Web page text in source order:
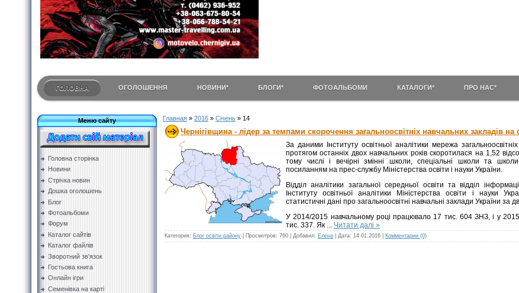
ГОЛОВНА ОГОЛОШЕННЯ НОВИНИ* БЛОГИ* ФОТОАЛЬБОМИ КАТАЛОГИ* ПРО НАС*
Меню сайту
Головна сторінка
Новини
Стрічка новин
Дошка оголошень
Блог
Фотоальбоми
Форум
Каталог сайтів
Каталог файлів
Зворотний зв'язок
Гостьова книга
Онлайн ігри
Семенівка на карті
Главная » 2016 » Січень » 14
Чернігівщина - лідер за темпами скорочення загальноосвітніх навчальних закладів на
За даними Інституту освітньої аналітики мережа
протягом останніх двох навчальних років скоротилася на 1,52
тому числі і вечірні змінні школи, спеціальні школи та
посиланням на прес-службу Міністерства освіти і науки України.
Відділ аналітики загальної середньої освіти та відділ
Інституту освітньої аналітики Міністерства освіти і науки
статистичні дані про загальноосвітні навчальні заклади України за
У 2014/2015 навчальному році працювало 17 тис. 604 ЗНЗ, і у
тис. 337. Як ... Читати далі »
Категория: Блог освіти району Просмотров: 760 Добавил: Елена Дата: 14.01.2016 Комментарии (0)